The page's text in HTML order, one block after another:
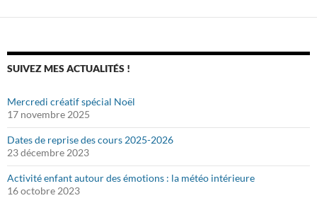
SUIVEZ MES ACTUALITÉS !
Mercredi créatif spécial Noël
17 novembre 2025
Dates de reprise des cours 2025-2026
23 décembre 2023
Activité enfant autour des émotions : la météo intérieure
16 octobre 2023